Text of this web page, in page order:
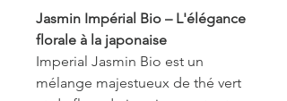
Jasmin Impérial Bio – L'élégance
florale à la japonaise
Imperial Jasmin Bio est un
mélange majestueux de thé vert